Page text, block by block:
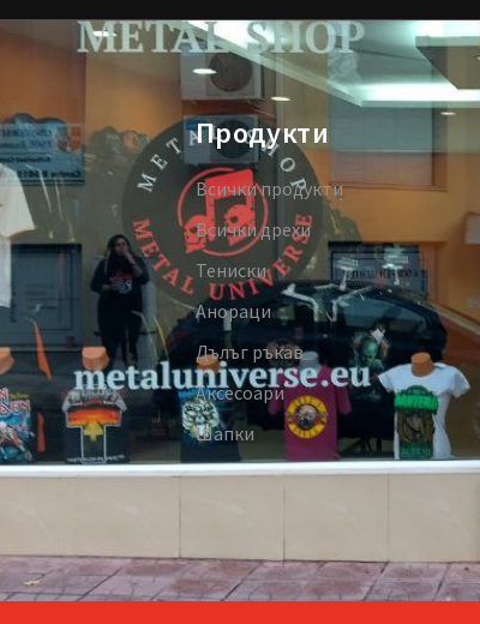
Продукти
Всички продукти
Всички дрехи
Тениски
Анораци
Дълъг ръкав
Аксесоари
Шапки